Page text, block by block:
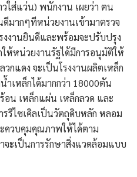
ใส่แว่น) พนักงาน เผยว่า ตน
มากๆทีหน่วยงานเข้ามาตรวจ
งานยินดีและพร้อมจะปรับปรุง
ห้หน่วยงานรัฐได้มีการอนุมัติให้
วกแดง จะเป็นโรงงานผลิตเหล็ก
เหล็กได้มากกว่า 18000ตัน
อน เหล็กแผ่น เหล็กลวด และ
รรีไซเคิลเป็นวัตถุดิบหลัก หลอม
ควบคุมคุณภาพให้ได้ตาม
จะเป็นการรักษาสิ่งแวดล้อมแบบ